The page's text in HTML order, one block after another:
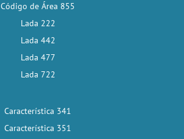
Código de Área 855
Lada 222
Lada 442
Lada 477
Lada 722
Característica 341
Característica 351